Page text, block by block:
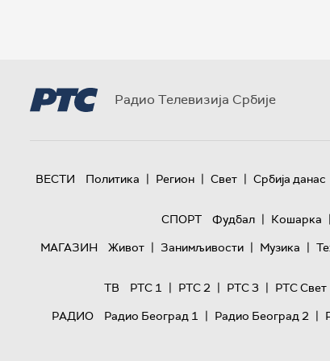
Радио Телевизија Србије
ВЕСТИ Политика | Регион | Свет | Србија данас
СПОРТ
Фудбал | Кошарка |
МАГАЗИН
Живот | Занимљивости | Музика |
ТВ
РТС 1 | РТС 2 | РТС 3 | РТС Свет
РАДИО
Радио Београд 1 | Радио Београд 2 |